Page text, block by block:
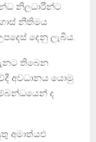
නිලධාරීන්ට
නීතිමය
දෙනු ලැබීය.
තිබෙන
අවධානය යොමු
ද
අමාත්යඑ